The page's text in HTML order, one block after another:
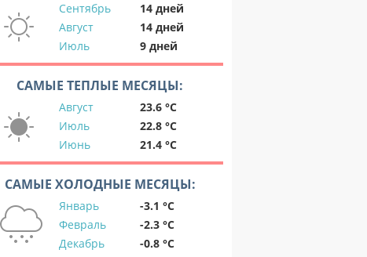
Сентябрь
14 дней
Август
14 дней
Июль
9 дней
САМЫЕ ТЕПЛЫЕ МЕСЯЦЫ:
Август
23.6 °C
Июль
22.8 °C
Июнь
21.4 °C
САМЫЕ ХОЛОДНЫЕ МЕСЯЦЫ:
Январь
-3.1 °C
Февраль
-2.3 °C
Декабрь
-0.8 °C